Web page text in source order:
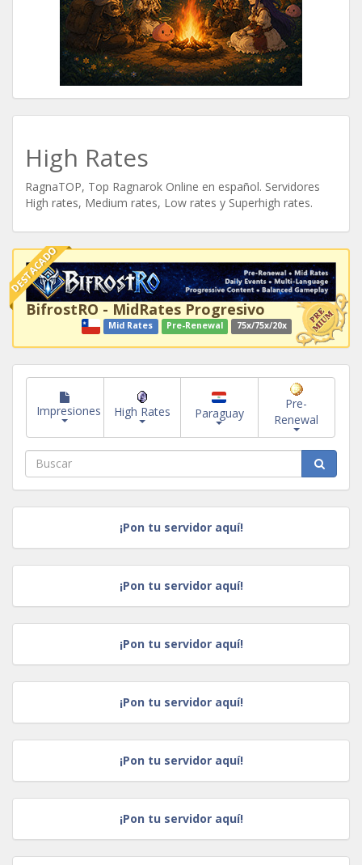
High Rates
RagnaTOP, Top Ragnarok Online en español. Servidores
High rates, Medium rates, Low rates y Superhigh rates.
DESTACADO
BifrostRO - MidRates Progresivo
Mid Rates Pre-Renewal 75x/75x/20x
Impresiones High Rates Paraguay
Pre-
Renewal
¡Pon tu servidor aquí!
¡Pon tu servidor aquí!
¡Pon tu servidor aquí!
¡Pon tu servidor aquí!
¡Pon tu servidor aquí!
¡Pon tu servidor aquí!